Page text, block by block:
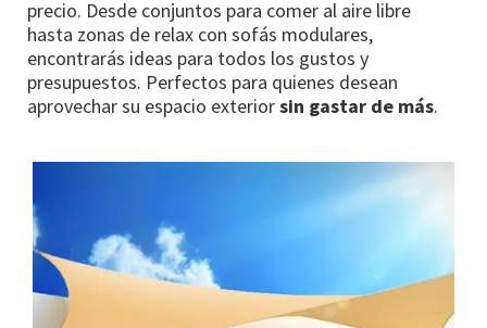
precio. Desde conjuntos para comer al aire libre
hasta zonas de relax con sofás modulares,
encontrarás ideas para todos los gustos y
presupuestos. Perfectos para quienes desean
aprovechar su espacio exteriorsin gastar de más.